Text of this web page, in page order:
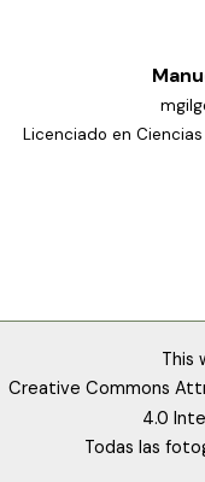
Licenciado en
This
Creative Commons
4.0
Todas las